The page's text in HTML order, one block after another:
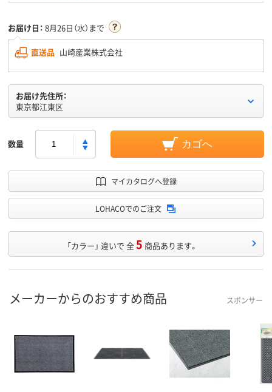
お届け日： 8月26日（水）まで
直送品 山崎産業株式会社
お届け先住所：
東京都江東区
数量 カゴへ
マイカタログへ登録
LOHACOでのご注文
「カラー」 違いで 全5 商品あります。
メーカーからのおすすめ商品 スポンサー